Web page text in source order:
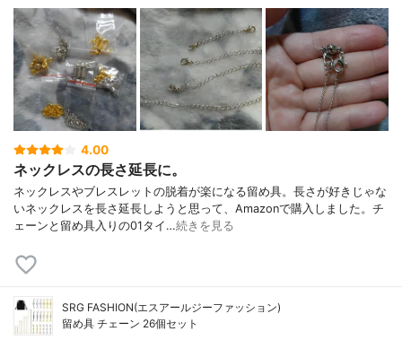
4.00
ネックレスの長さ延長に。
ネックレスやブレスレットの脱着が楽になる留め具。長さが好きじゃな
いネックレスを長さ延長しようと思って、Amazonで購入しました。チ
ェーンと留め具入りの01タイ…続きを見る
SRG FASHION(エスアールジーファッション)
留め具 チェーン 26個セット